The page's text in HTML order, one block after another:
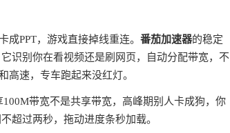
PPT，游戏直接掉线重连。 番茄加速器的稳定
识别你在看视频还是刷网页，自动分配带宽，不
高速，专车跑起来没红灯。
100M带宽不是共享带宽，高峰期别人卡成狗，你
超过两秒，拖动进度条秒加载。